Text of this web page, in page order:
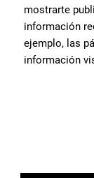
Weitere
mostrarte
información
ejemplo, las
información